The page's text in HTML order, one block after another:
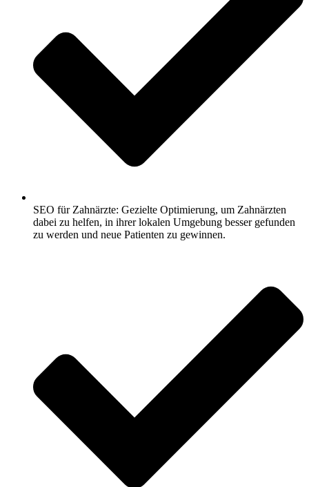
SEO für Zahnärzte: Gezielte Optimierung, um Zahnärzten
dabei zu helfen, in ihrer lokalen Umgebung besser gefunden
zu werden und neue Patienten zu gewinnen.